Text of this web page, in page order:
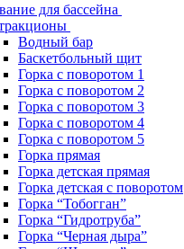
для бассейна
Водный бар
Баскетбольный щит
Горка с поворотом 1
Горка с поворотом 2
Горка с поворотом 3
Горка с поворотом 4
Горка с поворотом 5
Горка прямая
Горка детская прямая
Горка детская с поворотом
Горка “Тобогган”
Горка “Гидротруба”
Горка “Черная дыра”